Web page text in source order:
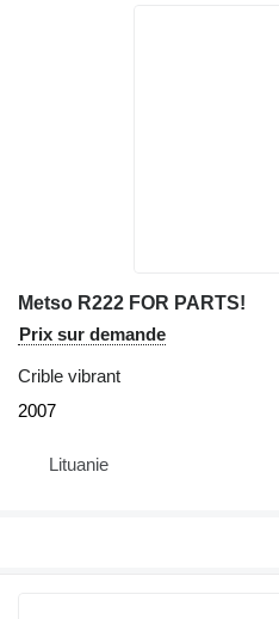
Metso R222 FOR PARTS!
Prix sur demande
Crible vibrant
2007
Lituanie